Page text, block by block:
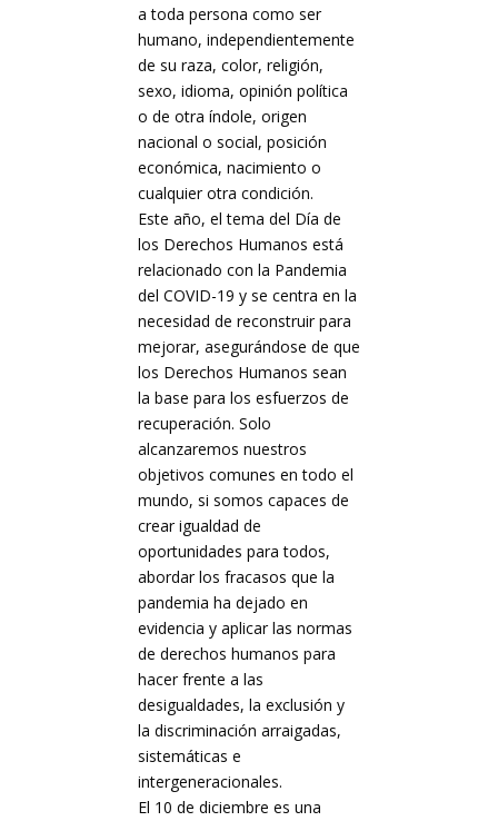
a toda persona como ser
humano, independientemente
de su raza, color, religión,
sexo, idioma, opinión política
o de otra índole, origen
nacional o social, posición
económica, nacimiento o
cualquier otra condición.
Este año, el tema del Día de
los Derechos Humanos está
relacionado con la Pandemia
del COVID-19 y se centra en la
necesidad de reconstruir para
mejorar, asegurándose de que
los Derechos Humanos sean
la base para los esfuerzos de
recuperación. Solo
alcanzaremos nuestros
objetivos comunes en todo el
mundo, si somos capaces de
crear igualdad de
oportunidades para todos,
abordar los fracasos que la
pandemia ha dejado en
evidencia y aplicar las normas
de derechos humanos para
hacer frente a las
desigualdades, la exclusión y
la discriminación arraigadas,
sistemáticas e
intergeneracionales.
El 10 de diciembre es una